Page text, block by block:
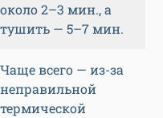
около 2–3 мин., а
тушить — 5–7 мин.
Чаще всего — из-за
неправильной
термической